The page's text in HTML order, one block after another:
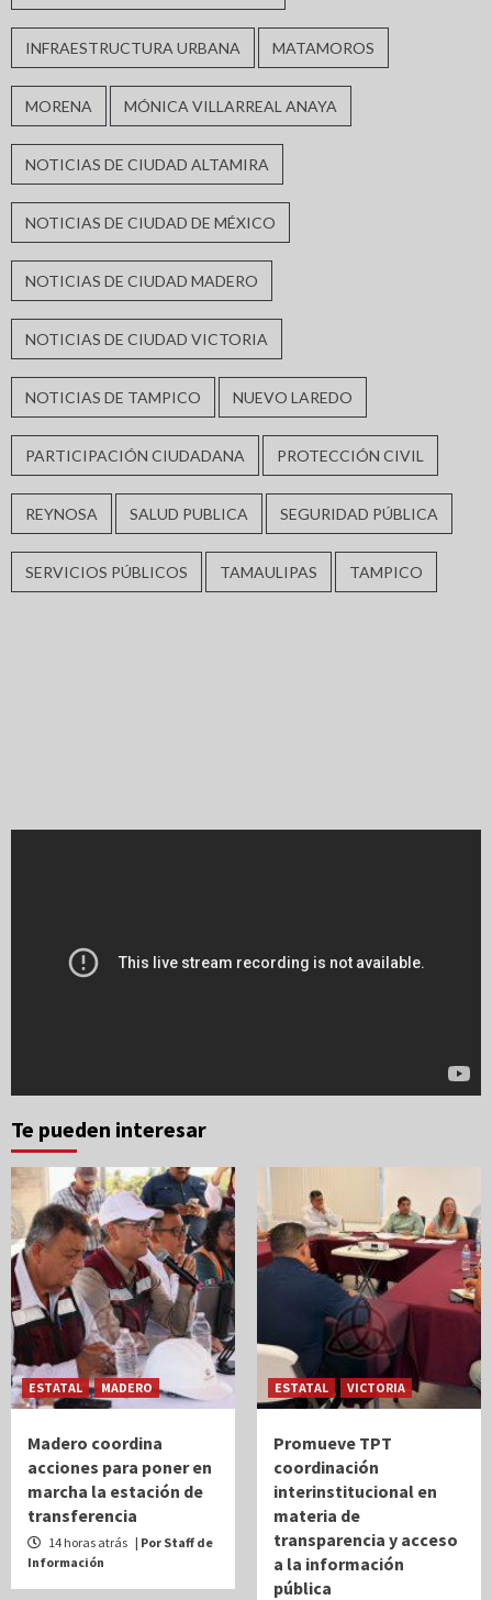
INFRAESTRUCTURA URBANA MATAMOROS
MORENA MÓNICA VILLARREAL ANAYA
NOTICIAS DE CIUDAD ALTAMIRA
NOTICIAS DE CIUDAD DE MÉXICO
NOTICIAS DE CIUDAD MADERO
NOTICIAS DE CIUDAD VICTORIA
NOTICIAS DE TAMPICO NUEVO LAREDO
PARTICIPACIÓN CIUDADANA PROTECCIÓN CIVIL
REYNOSA SALUD PUBLICA SEGURIDAD PÚBLICA
SERVICIOS PÚBLICOS TAMAULIPAS TAMPICO
Te pueden interesar
ESTATAL MADERO
Madero coordina
acciones para poner en
marcha la estación de
transferencia
14 horas atrás | Por Staff de
Información
ESTATAL VICTORIA
Promueve TPT
coordinación
interinstitucional en
materia de
transparencia y acceso
a la información
pública